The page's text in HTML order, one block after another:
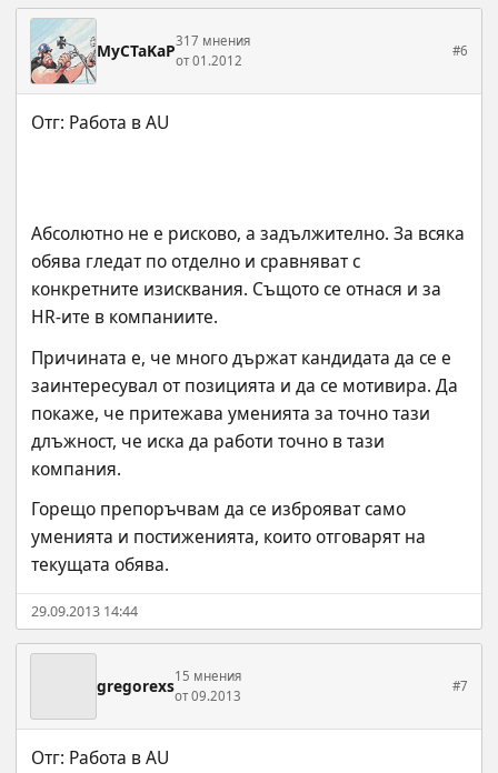
MyCTaKaP317 мнения
от 01.2012
#6
Абсолютно не е рисково, а задължително. За всяка
обява гледат по отделно и сравняват с
конкретните изисквания. Същото се отнася и за
HR-ите в компаниите.
Причината е, че много държат кандидата да се е
заинтересувал от позицията и да се мотивира. Да
покаже, че притежава уменията за точно тази
длъжност, че иска да работи точно в тази
компания.
Горещо препоръчвам да се изброяват само
уменията и постиженията, които отговарят на
текущата обява.
29.09.2013 14:44
gregorexs15 мнения
от 09.2013
#7